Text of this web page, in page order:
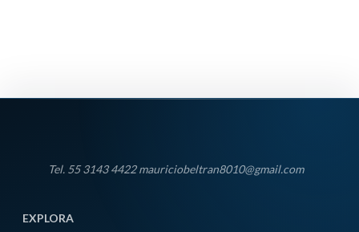
Tel. 55 3143 4422 mauriciobeltran8010@gmail.com
EXPLORA